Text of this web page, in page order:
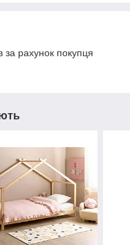
рахунок покупця